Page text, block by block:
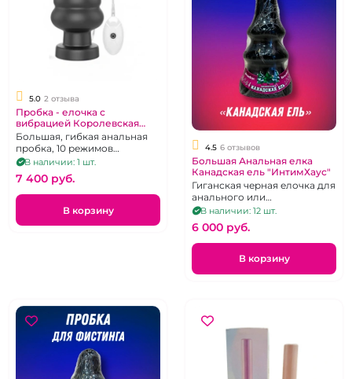
5.0 2 отзыва
Пробка - елочка с
вибрацией Королевская
"LoveToy" крупная
Большая, гибкая анальная
пробка, 10 режимов
вибрации
В наличии: 1 шт.
7 400 pуб.
В корзину
4.5 6 отзывов
Большая Анальная елка
Канадская ель "ИнтимХаус"
Гиганская черная елочка для
анального или
вагинального фистинга.
В наличии: 12 шт.
6 000 pуб.
В корзину